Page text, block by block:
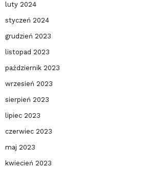
luty 2024
styczeń 2024
grudzień 2023
listopad 2023
październik 2023
wrzesień 2023
sierpień 2023
lipiec 2023
czerwiec 2023
maj 2023
kwiecień 2023